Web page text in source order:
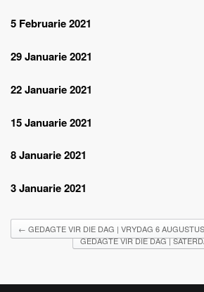
5 Februarie 2021
29 Januarie 2021
22 Januarie 2021
15 Januarie 2021
8 Januarie 2021
3 Januarie 2021
← GEDAGTE VIR DIE DAG | VRYDAG 6
GEDAGTE VIR DIE DAG |